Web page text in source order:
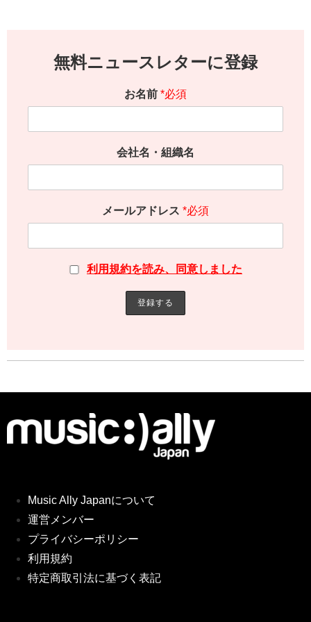
無料ニュースレターに登録
お名前 *必須
会社名・組織名
メールアドレス *必須
利用規約を読み、同意しました
Music Ally Japanについて
運営メンバー
プライバシーポリシー
利用規約
特定商取引法に基づく表記